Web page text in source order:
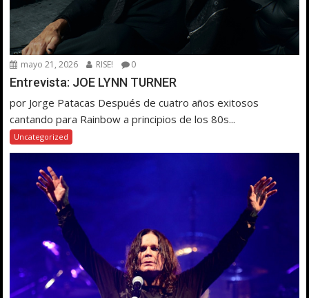
mayo 21, 2026 RISE! 0
Entrevista: JOE LYNN TURNER
por Jorge Patacas Después de cuatro años exitosos
cantando para Rainbow a principios de los 80s...
Uncategorized